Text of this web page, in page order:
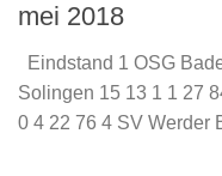
mei 2018
Eindstand 1 OSG
Solingen 15 13 1 1 27
0 4 22 76 4 SV Werder